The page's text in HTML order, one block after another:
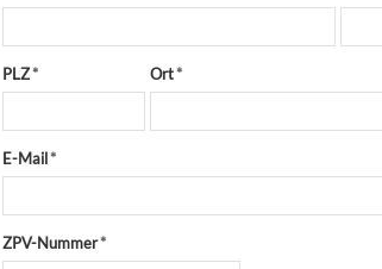
PLZ* Ort*
E-Mail*
ZPV-Nummer*